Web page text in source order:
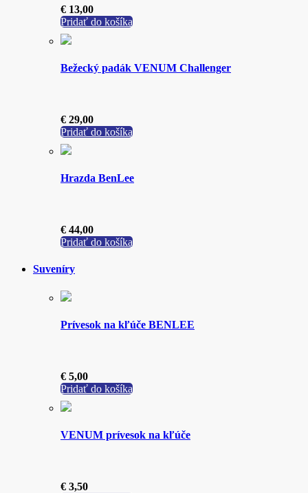
€ 13,00
Pridať do košíka
Bežecký padák VENUM Challenger
€ 29,00
Pridať do košíka
Hrazda BenLee
€ 44,00
Pridať do košíka
Suveníry
Prívesok na kľúče BENLEE
€ 5,00
Pridať do košíka
VENUM prívesok na kľúče
€ 3,50